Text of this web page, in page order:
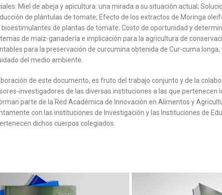
Miel de abeja y apicultura: una mirada a su situación actual;
de plántulas de tomate; Efecto de los extractos de Moringa
de plantas de tomate; Costo de oportunidad y
de maíz-ganadería e implicación para la agricultura de
para la preservación de curcumina obtenida de Cur-cuma longa,
del medio ambiente.
de este documento, es fruto del trabajo conjunto y de la
investigadores de las diversas instituciones a las que pertenecen
parte de la Red Académica de Innovación en Alimentos y
con las instituciones de Investigación y las Instituciones de
dichos cuerpos colegiados.